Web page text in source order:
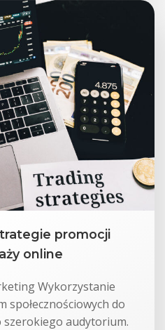
promocji
online
Wykorzystanie
do
audytorium.